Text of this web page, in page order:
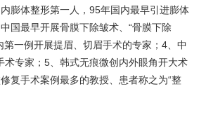
膨体整形第一人，95年国内最早引进膨体
国最早开展骨膜下除皱术、“骨膜下除
第一例开展提眉、切眉手术的专家；4、中
术专家；5、韩式无痕微创内外眼角开大术
复手术案例最多的教授、患者称之为“整